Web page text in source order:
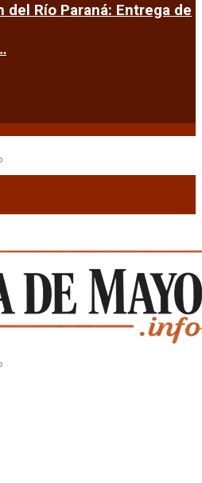
del Río Paraná: Entrega de